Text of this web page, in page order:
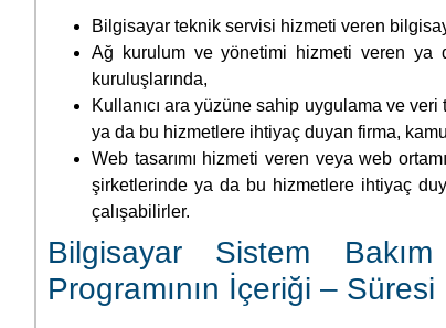
Bilgisayar teknik servisi hizmeti veren
Ağ kurulum ve yönetimi hizmeti veren ya
kuruluşlarında,
Kullanıcı ara yüzüne sahip uygulama ve veri
ya da bu hizmetlere ihtiyaç duyan firma,
Web tasarımı hizmeti veren veya web
şirketlerinde ya da bu hizmetlere ihtiyaç
çalışabilirler.
Bilgisayar Sistem
Programının İçeriği – Süresi